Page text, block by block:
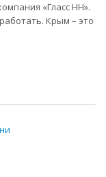
«Гласс НН».
Крым – это